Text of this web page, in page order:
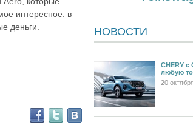
интересное: в
деньги.
НОВОСТИ
CHERY c
любую
20